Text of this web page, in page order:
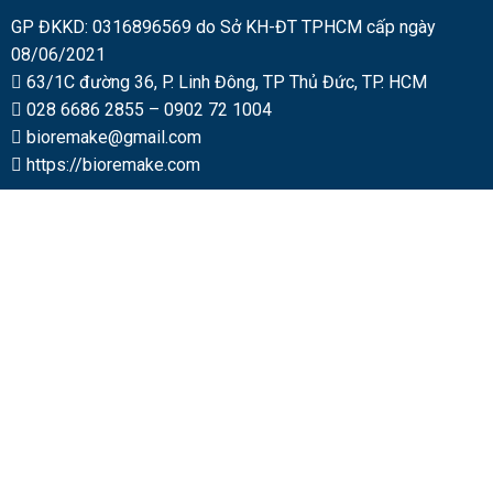
GP ĐKKD: 0316896569 do Sở KH-ĐT TPHCM cấp ngày
08/06/2021
63/1C đường 36, P. Linh Đông, TP Thủ Đức, TP. HCM
028 6686 2855 – 0902 72 1004
bioremake@gmail.com
https://bioremake.com